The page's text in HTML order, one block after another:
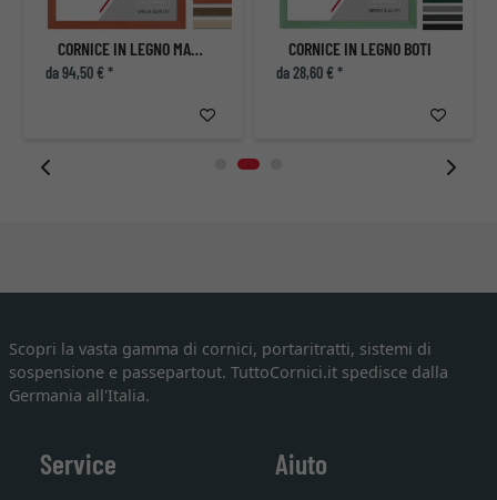
CORNICE IN LEGNO MAREB
da 94,50 € *
CORNICE IN LEGNO BOTI
da 28,60 € *
Scopri la vasta gamma di cornici, portaritratti, sistemi di
sospensione e passepartout. TuttoCornici.it spedisce dalla
Germania all'Italia.
Service Aiuto